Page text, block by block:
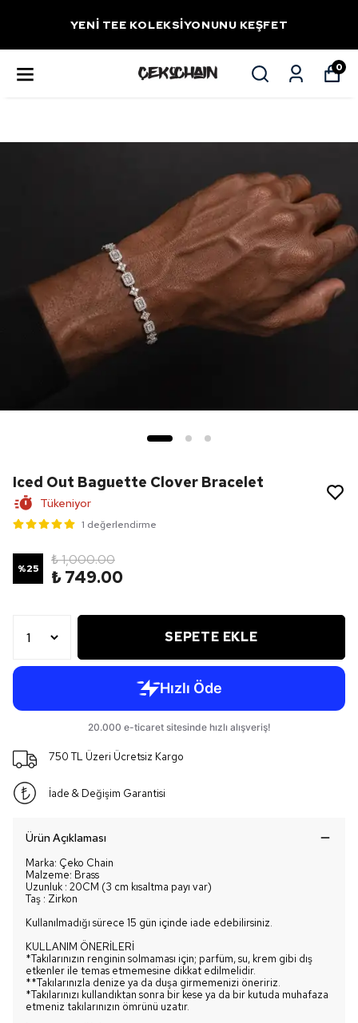
YENİ TEE KOLEKSİYONUNU KEŞFET
0
Iced Out Baguette Clover Bracelet
Tükeniyor
1 değerlendirme
%25
₺ 1,000.00
₺ 749.00
SEPETE EKLE
750 TL Üzeri Ücretsiz Kargo
İade & Değişim Garantisi
Ürün Açıklaması
Marka: Çeko Chain
Malzeme: Brass
Uzunluk : 20CM (3 cm kısaltma payı var)
Taş : Zirkon
Kullanılmadığı sürece 15 gün içinde iade edebilirsiniz.
KULLANIM ÖNERİLERİ
*Takılarınızın renginin solmaması için; parfüm, su, krem gibi dış
etkenler ile temas etmemesine dikkat edilmelidir.
**Takılarınızla denize ya da duşa girmemenizi öneririz.
*Takılarınızı kullandıktan sonra bir kese ya da bir kutuda muhafaza
etmeniz takılarınızın ömrünü uzatır.